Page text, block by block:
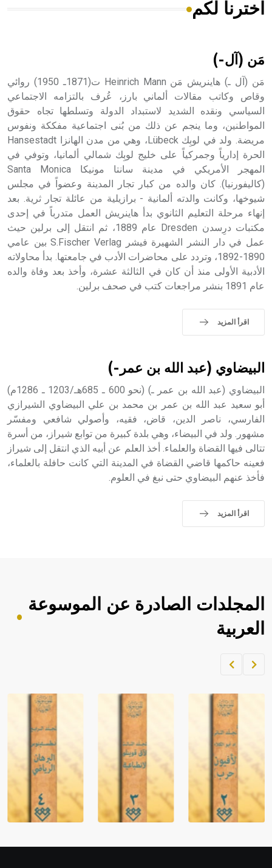
هل تعلم أن الأبسيد كلمة فرنسية اللفظ تم اعتمادها مصطلحاً
- هل تعلم أن أبجر Abgar اسم معروف جيداً يعود إلى عدد من
الملوك الذين حكموا مدينة إديسا (الرها) من أبجر الأول وحتى
التاسع، وهم ينتسبون إلى أسرة أوسروين
- هل تعلم أن الأبجدية الكنعانية تتألف من /22/ علامة كتابية
sign تكتب منفصلة غير متصلة، وتعتمد المبدأ الأكوروفوني،
حيث تقتصر القيمة الصوتية للعلامة الك
اخترنا لكم
مَن (آل-)
مَن (آل ـ) هاينريش مَن Heinrich Mann ت(1871ـ 1950) روائي
وقاص وكاتب مقالات ألماني بارز، عُرف بالتزامه الاجتماعي
السياسي ونقده الشديد لاستبداد الدولة وتسلطها تجاه حقوق
المواطنين، وما ينجم عن ذلك من بُنى اجتماعية مفككة ونفوس
مريضة. ولد في لوبِك Lübeck، وهي من مدن الهانزا Hansestadt
الحرة إدارياً وجمركياً على خليج لوبِك شمالي ألمانيا، وتوفي في
المهجر الأمريكي في مدينة سانتا مونيكا Santa Monica
(كاليفورنيا). كان والده من كبار تجار المدينة وعضواً في مجلس
شيوخها، وكانت والدته ألمانية - برازيلية من عائلة تجار ثرية. بعد
إنهاء مرحلة التعليم الثانوي بدأ هاينريش العمل متدرباً في إحدى
مكتبات درِسدن Dresden عام 1889، ثم انتقل إلى برلين حيث
عمل في دار النشر الشهيرة فيشر S.Fischer Verlag بين عامي
1890-1892، وتردد على محاضرات الأدب في جامعتها. بدأ محاولاته
الأدبية الأولى منذ أن كان في الثالثة عشرة، وأخذ بعد وفاة والده
عام 1891 بنشر مراجعات كتب في صحف برلين.
اقرأ المزيد
البيضاوي (عبد الله بن عمر-)
البيضاوي (عبد الله بن عمر ـ) (نحو 600 ـ 685هـ/1203 ـ 1286م)
أبو سعيد عبد الله بن عمر بن محمد بن علي البيضاوي الشيرازي
الفارسي، ناصر الدين، قاض، فقيه، وأصولي شافعي ومفسّر
مشهور. ولد في البيضاء، وهي بلدة كبيرة من توابع شيراز، من أسرة
تتالى فيها القضاة والعلماء. أخذ العلم عن أبيه الذي انتقل إلى شيراز
فعينه حاكمها قاضي القضاة في المدينة التي كانت حافلة بالعلماء،
فأخذ عنهم البيضاوي حتى نبغ في العلوم.
اقرأ المزيد
المجلدات الصادرة عن الموسوعة
العربية